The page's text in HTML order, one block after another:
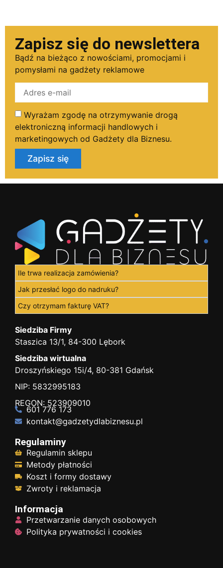
Zapisz się do newslettera
Bądź na bieżąco z nowościami, promocjami i
pomysłami na gadżety reklamowe
Wyrażam zgodę na otrzymywanie drogą
elektroniczną informacji handlowych i
marketingowych od Gadżety dla Biznesu.
Zapisz się
Ile trwa realizacja zamówienia?
Jak przesłać logo do nadruku?
Czy otrzymam fakturę VAT?
Siedziba Firmy
Staszica 13/1, 84-300 Lębork
Siedziba wirtualna
Droszyńskiego 15i/4, 80-381 Gdańsk
NIP: 5832995183
REGON: 523909010
601 776 173
kontakt@gadzetydlabiznesu.pl
Regulaminy
Regulamin sklepu
Metody płatności
Koszt i formy dostawy
Zwroty i reklamacja
Informacja
Przetwarzanie danych osobowych
Polityka prywatności i cookies